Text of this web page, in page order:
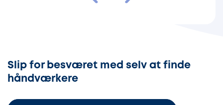
Slip for besværet med selv at finde
håndværkere